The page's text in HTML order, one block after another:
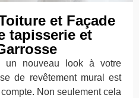
et Façade
tapisserie et
un nouveau look à votre
de revêtement mural est
Non seulement cela